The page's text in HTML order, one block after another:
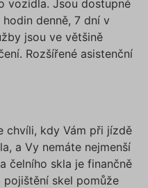
vozidla. Jsou dostupné
denně, 7 dní v
jsou ve většině
Rozšířené asistenční
chvíli, kdy Vám při jízdě
a Vy nemáte nejmenší
čelního skla je finančně
pojištění skel pomůže